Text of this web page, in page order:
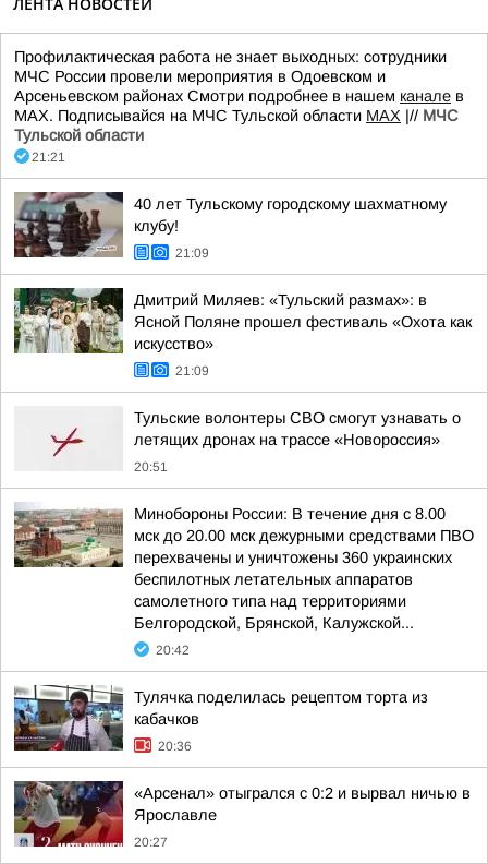
Профилактическая работа не знает выходных: сотрудники
МЧС России провели мероприятия в Одоевском и
Арсеньевском районах Смотри подробнее в нашем канале в
МАХ. Подписывайся на МЧС Тульской области MAX |// МЧС
Тульской области
21:21
40 лет Тульскому городскому шахматному
клубу!
21:09
Дмитрий Миляев: «Тульский размах»: в
Ясной Поляне прошел фестиваль «Охота как
искусство»
21:09
Тульские волонтеры СВО смогут узнавать о
летящих дронах на трассе «Новороссия»
20:51
Минобороны России: В течение дня с 8.00
мск до 20.00 мск дежурными средствами ПВО
перехвачены и уничтожены 360 украинских
беспилотных летательных аппаратов
самолетного типа над территориями
Белгородской, Брянской, Калужской...
20:42
Тулячка поделилась рецептом торта из
кабачков
20:36
«Арсенал» отыгрался с 0:2 и вырвал ничью в
Ярославле
20:27